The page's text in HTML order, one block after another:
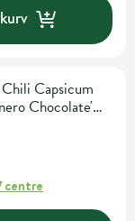
Capsicum
Chocolate'
centre